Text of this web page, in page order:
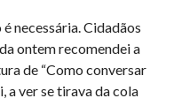
necessária. Cidadãos
ontem recomendei a
de “Como conversar
a ver se tirava da cola